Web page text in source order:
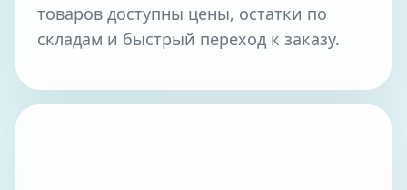
товаров доступны цены, остатки по
складам и быстрый переход к заказу.